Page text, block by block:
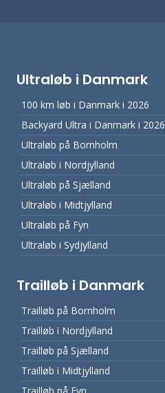
Ultraløb i Danmark
100 km løb i Danmark i 2026
Backyard Ultra i Danmark i 2026
Ultraløb på Bornholm
Ultraløb i Nordjylland
Ultraløb på Sjælland
Ultraløb i Midtjylland
Ultraløb på Fyn
Ultraløb i Sydjylland
Trailløb i Danmark
Trailløb på Bornholm
Trailløb i Nordjylland
Trailløb på Sjælland
Trailløb i Midtjylland